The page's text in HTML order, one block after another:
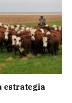
estrategia